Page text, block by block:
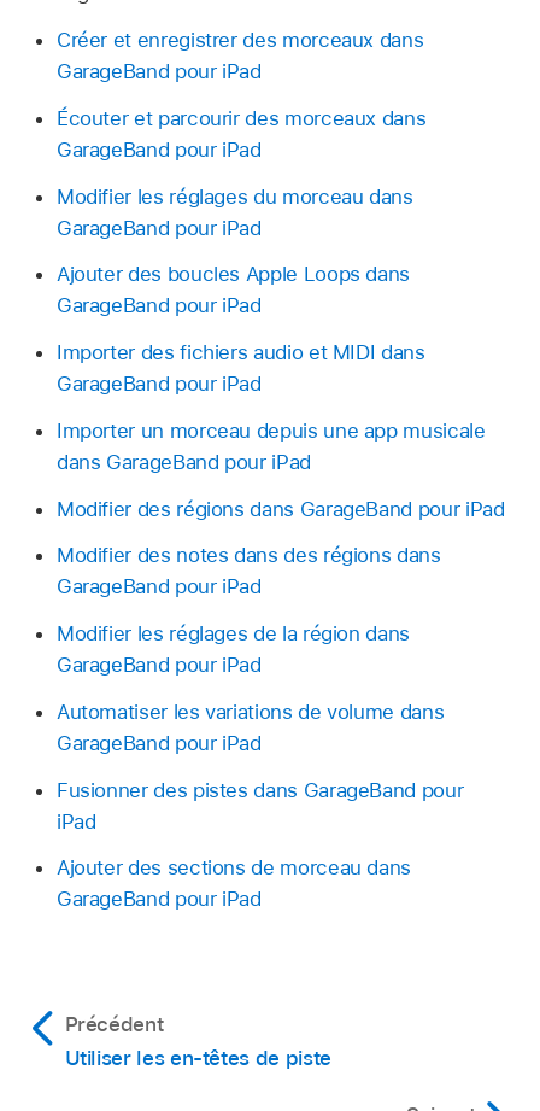
Créer et enregistrer des morceaux dans
GarageBand pour iPad
Écouter et parcourir des morceaux dans
GarageBand pour iPad
Modifier les réglages du morceau dans
GarageBand pour iPad
Ajouter des boucles Apple Loops dans
GarageBand pour iPad
Importer des fichiers audio et MIDI dans
GarageBand pour iPad
Importer un morceau depuis une app musicale
dans GarageBand pour iPad
Modifier des régions dans GarageBand pour iPad
Modifier des notes dans des régions dans
GarageBand pour iPad
Modifier les réglages de la région dans
GarageBand pour iPad
Automatiser les variations de volume dans
GarageBand pour iPad
Fusionner des pistes dans GarageBand pour
iPad
Ajouter des sections de morceau dans
GarageBand pour iPad
Précédent
Utiliser les en-têtes de piste